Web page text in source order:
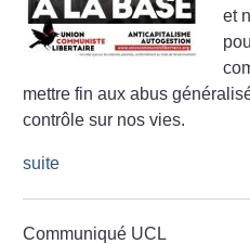
et
mettre fin aux abus
contrôle sur nos vies.
suite
Communiqué UCL